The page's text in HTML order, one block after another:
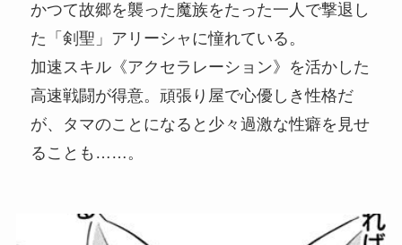
かつて故郷を襲った魔族をたった一人で撃退し
た「剣聖」アリーシャに憧れている。
加速スキル《アクセラレーション》を活かした
高速戦闘が得意。頑張り屋で心優しき性格だ
が、タマのことになると少々過激な性癖を見せ
ることも……。